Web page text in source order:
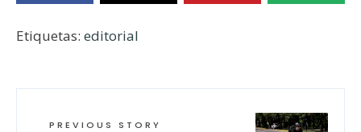
Etiquetas: editorial
PREVIOUS STORY